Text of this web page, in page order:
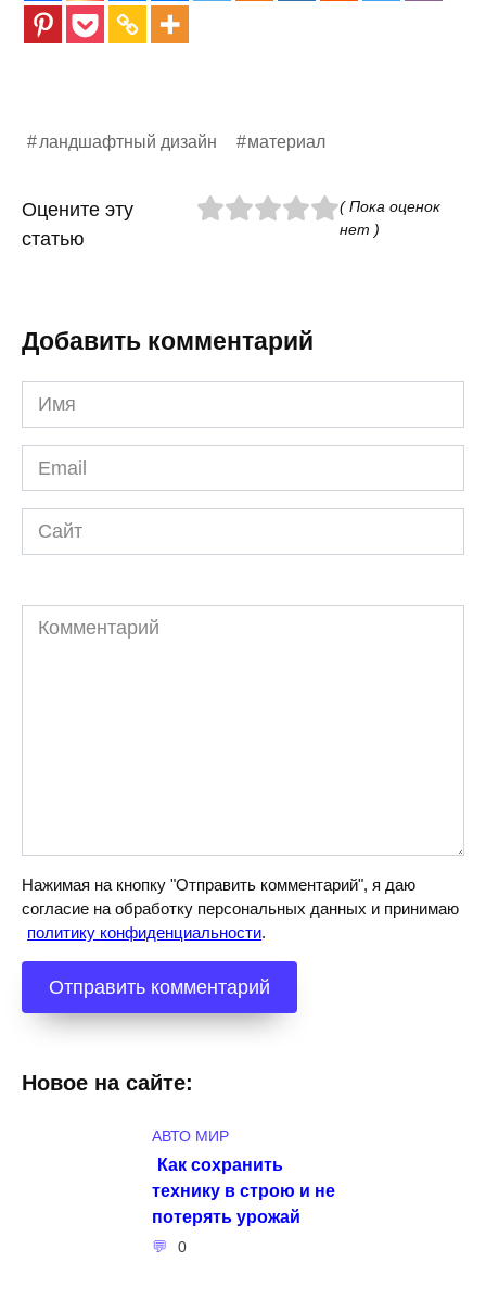
ландшафтный дизайн материал
Оцените эту
статью
( Пока оценок
нет )
Добавить комментарий
Имя
*
Email
*
Сайт
Комментарий
Нажимая на кнопку "Отправить комментарий", я даю
согласие на обработку персональных данных и принимаю
политику конфиденциальности.
Новое на сайте:
АВТО МИР
Как сохранить
технику в строю и не
потерять урожай
0